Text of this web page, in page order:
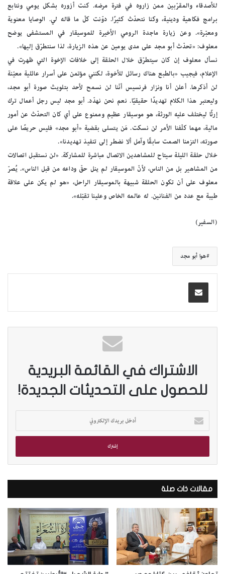
للأصدقاء والمقرّبين ممن زاروه في فترة مرضه. كنت أزوره بشكل يومي ونتابع
برامج فكاهية ودينية، وكنا نتحدّث كثيرًا. دوّنت كلّ ما قاله لي. الوصايا معنوية
ومعبّرة». وعن زيارة ماجدة الرومي الأخيرة للموسيقار في المستشفى يوضح
معلوف: «تحدّث أبو مجد على مدى يومين عن هذه الزيارة، لذا سنتطرّق إليها».
نسأل معلوف إن كان سيتطرّق خلال الحلقة إلى خلافات الإخوة التي ظهرت في
الإعلام، فيجيب «بالطبع هناك رسائل للأخوة، لكنني مؤتمن على أسرار عائلية معيّنة
لن أذكرها. أعلن أنا ونزار فرنسيس أنّنا لن نسمح لأحد بتلويث صورة أبو مجد،
وليعتبر هذا الكلام تهديدًا حقيقيًا. نعم نحن نهدّد. أبو مجد ليس رجل أعمال ترك
إرثًا ليختلف عليه الورثة، هو موسيقار عظيم وممنوع على أي كان التحدّث عن أمور
مالية، مهما كلّفنا الأمر لن نسكت. مَن يتسلى بقضية «أبو مجد» فليس حريصًا على
صورته، التزمنا الصمت سابقًا وآمل ألا نضطر إلى تنفيذ تهديدنا».
خلال حلقة الليلة سيتاح للمشاهدين الاتصال مباشرة للمشاركة. «لن نستقبل اتصالات
من المشاهير بل من الناس، لأنّ الموسيقار لم ينل حقّ وداعه من قبل الناس». يُصرّ
معلوف على أن تكون الحلقة شبيهة بالموسيقار الراحل، «هو لم يكن على علاقة
طيبة مع عدد من الفنانين. له عالمه الخاص وعلينا تقبّله».
(السفير)
هوا أبو مجد
الاشتراك في القائمة البريدية
للحصول على التحديثات الجديدة!
خ
ب
ي
د
ك
ا
ل
إ
ل
ت
مقالات ذات صلة